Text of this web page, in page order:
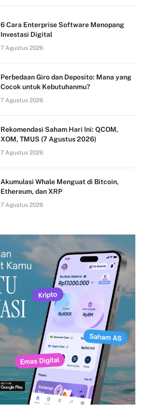
6 Cara Enterprise Software Menopang
Investasi Digital
7 Agustus 2026
Perbedaan Giro dan Deposito: Mana yang
Cocok untuk Kebutuhanmu?
7 Agustus 2026
Rekomendasi Saham Hari Ini: QCOM,
XOM, TMUS (7 Agustus 2026)
7 Agustus 2026
Akumulasi Whale Menguat di Bitcoin,
Ethereum, dan XRP
7 Agustus 2026